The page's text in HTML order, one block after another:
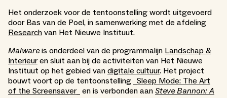
Het onderzoek voor de tentoonstelling wordt uitgevoerd
door Bas van de Poel, in samenwerking met de afdeling
Research van Het Nieuwe Instituut.
Malwareis onderdeel van de programmalijn Landschap &
Interieuren sluit aan bij de activiteiten van Het Nieuwe
Instituut op het gebied van digitale cultuur. Het project
bouwt voort op de tentoonstelling _ Sleep Mode: The Art
of the Screensaver_ en is verbonden aan Steve Bannon: A